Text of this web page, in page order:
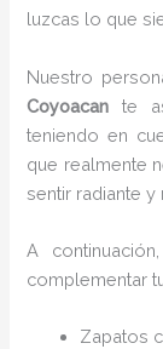
luzcas lo que
Nuestro
Coyoacan te
teniendo en
que realmente
sentir radiante y
A
complementar
Zapatos